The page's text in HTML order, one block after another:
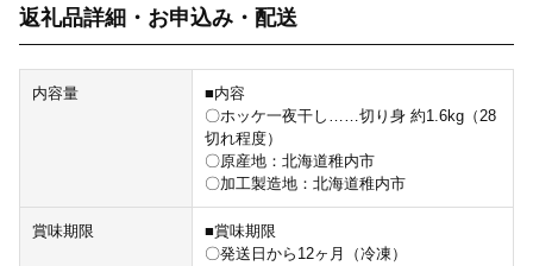
返礼品詳細・お申込み・配送
内容量
■内容
〇ホッケ一夜干し……切り身 約1.6kg（28
切れ程度）
〇原産地：北海道稚内市
〇加工製造地：北海道稚内市
賞味期限
■賞味期限
〇発送日から12ヶ月（冷凍）